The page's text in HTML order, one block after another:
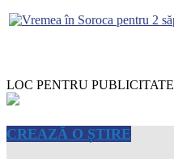
LOC PENTRU PUBLICITATE
CREAZĂ O ȘTIRE